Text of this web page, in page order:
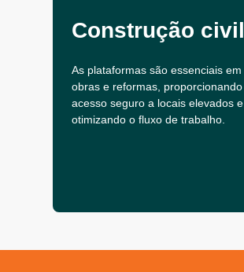
Construção civil
As plataformas são essenciais em
obras e reformas, proporcionando
acesso seguro a locais elevados e
otimizando o fluxo de trabalho.